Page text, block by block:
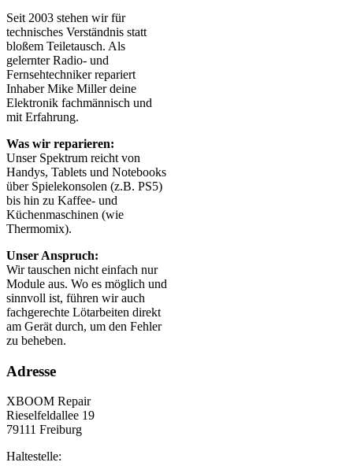
Seit 2003 stehen wir für
technisches Verständnis statt
bloßem Teiletausch. Als
gelernter Radio- und
Fernsehtechniker repariert
Inhaber Mike Miller deine
Elektronik fachmännisch und
mit Erfahrung.
Was wir reparieren:
Unser Spektrum reicht von
Handys, Tablets und Notebooks
über Spielekonsolen (z.B. PS5)
bis hin zu Kaffee- und
Küchenmaschinen (wie
Thermomix).
Unser Anspruch:
Wir tauschen nicht einfach nur
Module aus. Wo es möglich und
sinnvoll ist, führen wir auch
fachgerechte Lötarbeiten direkt
am Gerät durch, um den Fehler
zu beheben.
Adresse
XBOOM Repair
Rieselfeldallee 19
79111 Freiburg
Haltestelle: